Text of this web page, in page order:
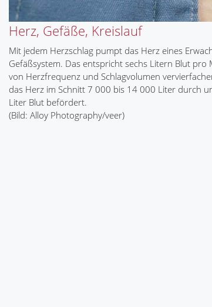
Herz, Gefäße, Kreislauf
Mit jedem Herzschlag pumpt das Herz eines
Gefäßsystem. Das entspricht sechs Litern Blut
von Herzfrequenz und Schlagvolumen
das Herz im Schnitt 7 000 bis 14 000 Liter durch
Liter Blut befördert.
(Bild: Alloy Photography/veer)